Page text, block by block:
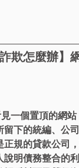
欺怎麼辦】
一個置頂的網
下的統編、公
規的貸款公司
明債務整合的